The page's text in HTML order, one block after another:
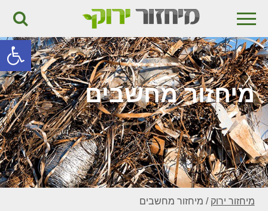
מיחזור מחשבים
מיחזור ירוק / מיחזור מחשבים